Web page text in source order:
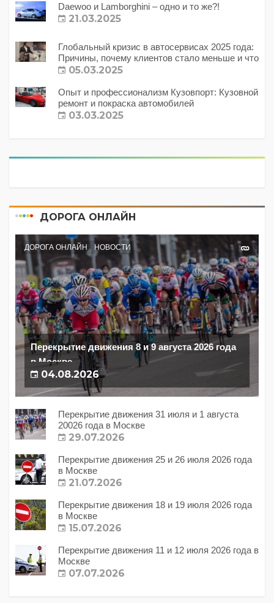
Daewoo и Lamborghini – одно и то же?!
21.03.2025
Глобальный кризис в автосервисах 2025 года:
Причины, почему клиентов стало меньше и что
с этим делать?
05.03.2025
Опыт и профессионализм Кузовпорт: Кузовной
ремонт и покраска автомобилей
03.03.2025
ДОРОГА ОНЛАЙН
ДОРОГА ОНЛАЙН НОВОСТИ
Перекрытие движения 8 и 9 августа 2026 года
в Москве
04.08.2026
Перекрытие движения 31 июля и 1 августа
20026 года в Москве
29.07.2026
Перекрытие движения 25 и 26 июля 2026 года
в Москве
21.07.2026
Перекрытие движения 18 и 19 июля 2026 года
в Москве
15.07.2026
Перекрытие движения 11 и 12 июля 2026 года в
Москве
07.07.2026